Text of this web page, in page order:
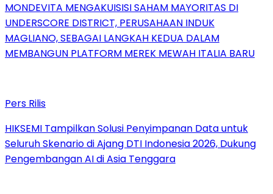
MONDEVITA MENGAKUISISI SAHAM MAYORITAS DI
UNDERSCORE DISTRICT, PERUSAHAAN INDUK
MAGLIANO, SEBAGAI LANGKAH KEDUA DALAM
MEMBANGUN PLATFORM MEREK MEWAH ITALIA BARU
Pers Rilis
HIKSEMI Tampilkan Solusi Penyimpanan Data untuk
Seluruh Skenario di Ajang DTI Indonesia 2026, Dukung
Pengembangan AI di Asia Tenggara